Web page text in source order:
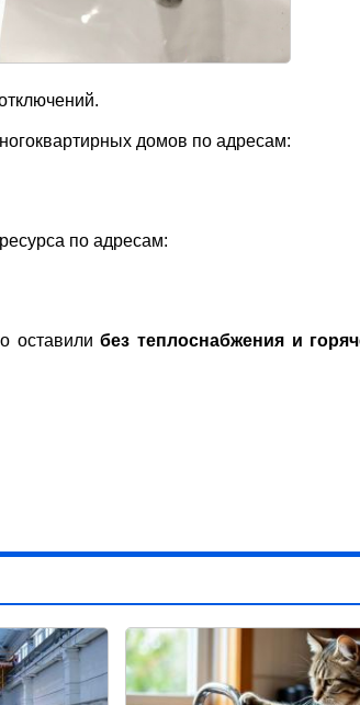
домов по адресам:
по адресам:
оставилибез теплоснабжения и